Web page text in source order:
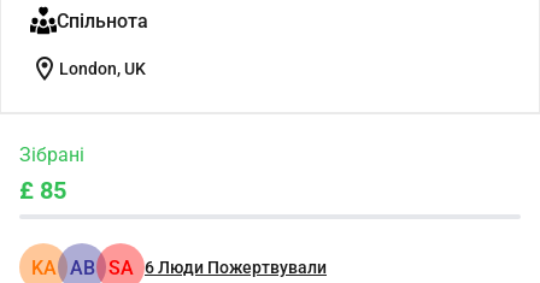
Спільнота
location_on London, UK
Зібрані
£ 85
KA АВ SA 6Люди Пожертвували